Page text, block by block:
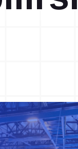
Eğitim
Tek Nokta Dersi,